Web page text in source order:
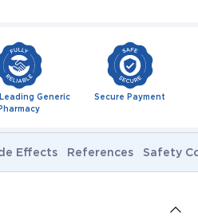
Generic
Secure Payment
Effects References Safety